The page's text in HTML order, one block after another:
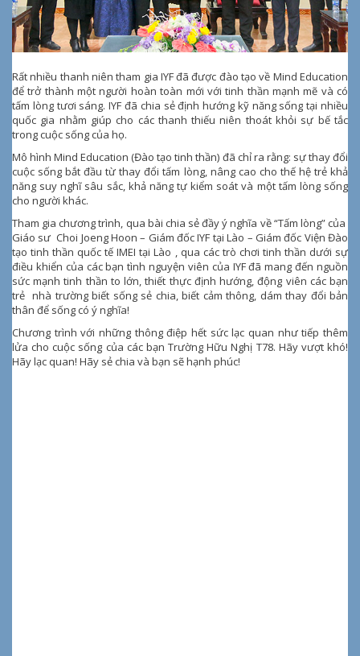
Rất nhiều thanh niên tham gia IYF đã được đào tạo về Mind Education
để trở thành một người hoàn toàn mới với tinh thần mạnh mẽ và có
tấm lòng tươi sáng. IYF đã chia sẻ định hướng kỹ năng sống tại nhiều
quốc gia nhằm giúp cho các thanh thiếu niên thoát khỏi sự bế tắc
trong cuộc sống của họ.
Mô hình Mind Education (Đào tạo tinh thần) đã chỉ ra rằng: sự thay đổi
cuộc sống bắt đầu từ thay đổi tấm lòng, nâng cao cho thế hệ trẻ khả
năng suy nghĩ sâu sắc, khả năng tự kiểm soát và một tấm lòng sống
cho người khác.
Tham gia chương trình, qua bài chia sẻ đầy ý nghĩa về “Tấm lòng” của
Giáo sư Choi Joeng Hoon – Giám đốc IYF tại Lào – Giám đốc Viện Đào
tạo tinh thần quốc tế IMEI tại Lào , qua các trò chơi tinh thần dưới sự
điều khiển của các bạn tình nguyện viên của IYF đã mang đến nguồn
sức mạnh tinh thần to lớn, thiết thực định hướng, động viên các bạn
trẻ nhà trường biết sống sẻ chia, biết cảm thông, dám thay đổi bản
thân để sống có ý nghĩa!
Chương trình với những thông điệp hết sức lạc quan như tiếp thêm
lửa cho cuộc sống của các bạn Trường Hữu Nghị T78. Hãy vượt khó!
Hãy lạc quan! Hãy sẻ chia và bạn sẽ hạnh phúc!